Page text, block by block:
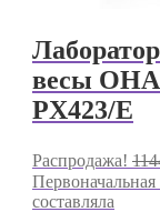
весы
PX423/E
Распродажа!
Первоначальная
составляла